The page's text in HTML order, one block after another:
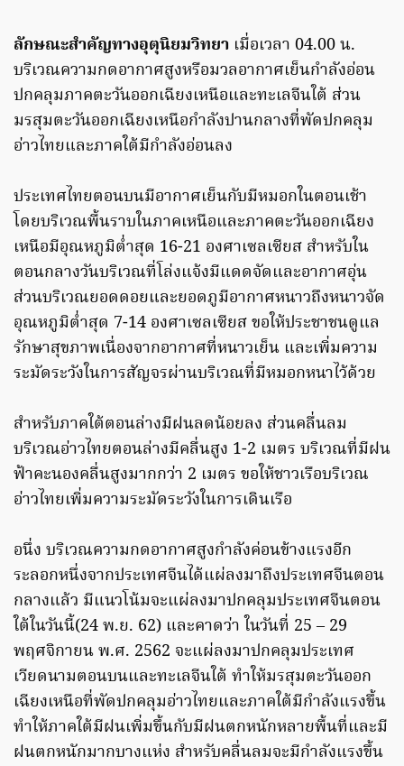
ลักษณะสำคัญทางอุตุนิยมวิทยา เมื่อเวลา 04.00 น.
บริเวณความกดอากาศสูงหรือมวลอากาศเย็นกำลังอ่อน
ปกคลุมภาคตะวันออกเฉียงเหนือและทะเลจีนใต้ ส่วน
มรสุมตะวันออกเฉียงเหนือกำลังปานกลางที่พัดปกคลุม
อ่าวไทยและภาคใต้มีกำลังอ่อนลง
ประเทศไทยตอนบนมีอากาศเย็นกับมีหมอกในตอนเช้า
โดยบริเวณพื้นราบในภาคเหนือและภาคตะวันออกเฉียง
เหนือมีอุณหภูมิต่ำสุด 16-21 องศาเซลเซียส สำหรับใน
ตอนกลางวันบริเวณที่โล่งแจ้งมีแดดจัดและอากาศอุ่น
ส่วนบริเวณยอดดอยและยอดภูมีอากาศหนาวถึงหนาวจัด
อุณหภูมิต่ำสุด 7-14 องศาเซลเซียส ขอให้ประชาชนดูแล
รักษาสุขภาพเนื่องจากอากาศที่หนาวเย็น และเพิ่มความ
ระมัดระวังในการสัญจรผ่านบริเวณที่มีหมอกหนาไว้ด้วย
สำหรับภาคใต้ตอนล่างมีฝนลดน้อยลง ส่วนคลื่นลม
บริเวณอ่าวไทยตอนล่างมีคลื่นสูง 1-2 เมตร บริเวณที่มีฝน
ฟ้าคะนองคลื่นสูงมากกว่า 2 เมตร ขอให้ชาวเรือบริเวณ
อ่าวไทยเพิ่มความระมัดระวังในการเดินเรือ
อนึ่ง บริเวณความกดอากาศสูงกำลังค่อนข้างแรงอีก
ระลอกหนึ่งจากประเทศจีนได้แผ่ลงมาถึงประเทศจีนตอน
กลางแล้ว มีแนวโน้มจะแผ่ลงมาปกคลุมประเทศจีนตอน
ใต้ในวันนี้(24 พ.ย. 62) และคาดว่า ในวันที่ 25 – 29
พฤศจิกายน พ.ศ. 2562 จะแผ่ลงมาปกคลุมประเทศ
เวียดนามตอนบนและทะเลจีนใต้ ทำให้มรสุมตะวันออก
เฉียงเหนือที่พัดปกคลุมอ่าวไทยและภาคใต้มีกำลังแรงขึ้น
ทำให้ภาคใต้มีฝนเพิ่มขึ้นกับมีฝนตกหนักหลายพื้นที่และมี
ฝนตกหนักมากบางแห่ง สำหรับคลื่นลมจะมีกำลังแรงขึ้น